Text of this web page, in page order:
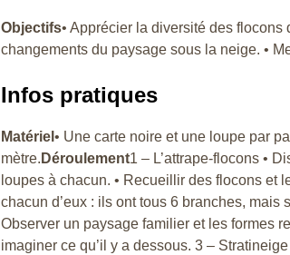
Objectifs• Apprécier la diversité des
changements du paysage sous la neige. •
Infos pratiques
Matériel • Une carte noire et une loupe par
mètre. Déroulement1 – L’attrape-flocons •
loupes à chacun. • Recueillir des flocons et
chacun d’eux : ils ont tous 6 branches, mais
Observer un paysage familier et les formes
imaginer ce qu’il y a dessous. 3 –